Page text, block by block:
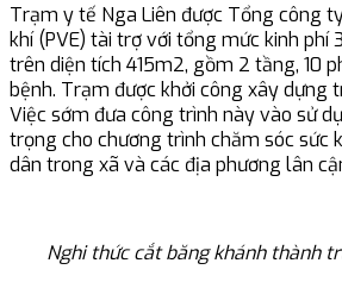
Trạm y tế Nga Liên được Tổng công
khí (PVE) tài trợ với tổng mức kinh phí
trên diện tích 415m2, gồm 2 tầng, 10
bệnh. Trạm được khởi công xây dựng
Việc sớm đưa công trình này vào sử
trọng cho chương trình chăm sóc sức
dân trong xã và các địa phương lân
Nghi thức cắt băng khánh thành